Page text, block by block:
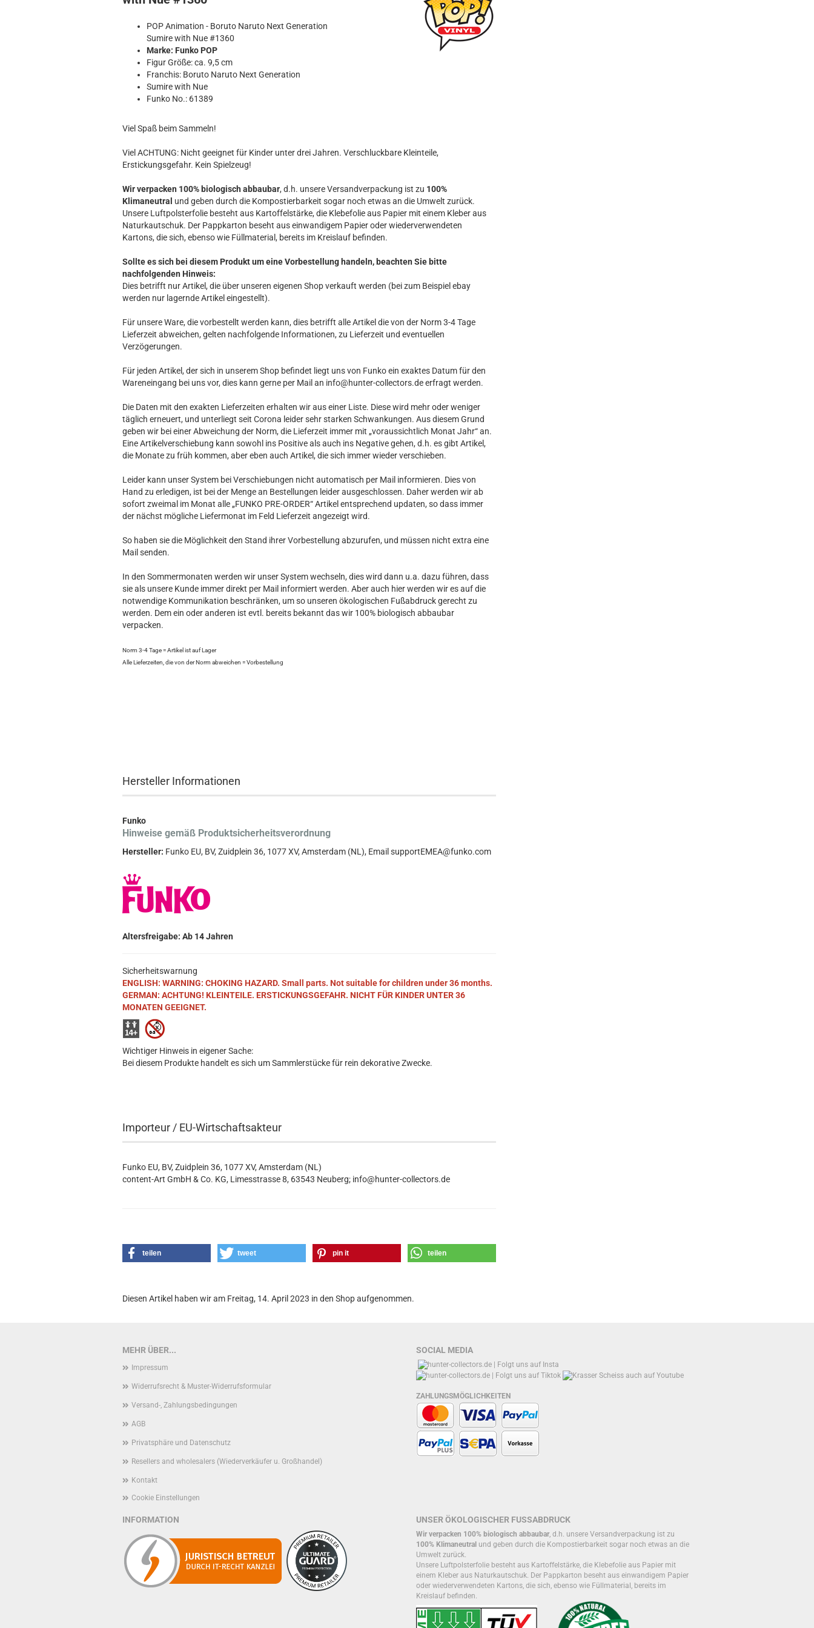
MARVEL
Movie
Music
Sports
STAR WARS
POP Animation - Boruto Naruto Next Generation
Sumire with Nue #1360
Marke: Funko POP
Figur Größe: ca. 9,5 cm
Franchis: Boruto Naruto Next Generation
Sumire with Nue
Funko No.: 61389
Viel Spaß beim Sammeln!
Viel ACHTUNG: Nicht geeignet für Kinder unter drei Jahren. Verschluckbare Kleinteile,
Erstickungsgefahr. Kein Spielzeug!
Wir verpacken 100% biologisch abbaubar, d.h. unsere Versandverpackung ist zu 100%
Klimaneutral und geben durch die Kompostierbarkeit sogar noch etwas an die Umwelt zurück.
Unsere Luftpolsterfolie besteht aus Kartoffelstärke, die Klebefolie aus Papier mit einem Kleber aus
Naturkautschuk. Der Pappkarton beseht aus einwandigem Papier oder wiederverwendeten
Kartons, die sich, ebenso wie Füllmaterial, bereits im Kreislauf befinden.
Sollte es sich bei diesem Produkt um eine Vorbestellung handeln, beachten Sie bitte
nachfolgenden Hinweis:
Dies betrifft nur Artikel, die über unseren eigenen Shop verkauft werden (bei zum Beispiel ebay
werden nur lagernde Artikel eingestellt).
Für unsere Ware, die vorbestellt werden kann, dies betrifft alle Artikel die von der Norm 3-4 Tage
Lieferzeit abweichen, gelten nachfolgende Informationen, zu Lieferzeit und eventuellen
Verzögerungen.
Für jeden Artikel, der sich in unserem Shop befindet liegt uns von Funko ein exaktes Datum für den
Wareneingang bei uns vor, dies kann gerne per Mail an info@hunter-collectors.de erfragt werden.
Die Daten mit den exakten Lieferzeiten erhalten wir aus einer Liste. Diese wird mehr oder weniger
täglich erneuert, und unterliegt seit Corona leider sehr starken Schwankungen. Aus diesem Grund
geben wir bei einer Abweichung der Norm, die Lieferzeit immer mit „voraussichtlich Monat Jahr“ an.
Eine Artikelverschiebung kann sowohl ins Positive als auch ins Negative gehen, d.h. es gibt Artikel,
die Monate zu früh kommen, aber eben auch Artikel, die sich immer wieder verschieben.
Leider kann unser System bei Verschiebungen nicht automatisch per Mail informieren. Dies von
Hand zu erledigen, ist bei der Menge an Bestellungen leider ausgeschlossen. Daher werden wir ab
sofort zweimal im Monat alle „FUNKO PRE-ORDER“ Artikel entsprechend updaten, so dass immer
der nächst mögliche Liefermonat im Feld Lieferzeit angezeigt wird.
So haben sie die Möglichkeit den Stand ihrer Vorbestellung abzurufen, und müssen nicht extra eine
Mail senden.
In den Sommermonaten werden wir unser System wechseln, dies wird dann u.a. dazu führen, dass
sie als unsere Kunde immer direkt per Mail informiert werden. Aber auch hier werden wir es auf die
notwendige Kommunikation beschränken, um so unseren ökologischen Fußabdruck gerecht zu
werden. Dem ein oder anderen ist evtl. bereits bekannt das wir 100% biologisch abbaubar
verpacken.
Norm 3-4 Tage = Artikel ist auf Lager
Alle Lieferzeiten, die von der Norm abweichen = Vorbestellung
Hersteller Informationen
Funko
Hinweise gemäß Produktsicherheitsverordnung
Hersteller: Funko EU, BV, Zuidplein 36, 1077 XV, Amsterdam (NL), Email supportEMEA@funko.com
Altersfreigabe: Ab 14 Jahren
Sicherheitswarnung
ENGLISH: WARNING: CHOKING HAZARD. Small parts. Not suitable for children under 36 months.
GERMAN: ACHTUNG! KLEINTEILE. ERSTICKUNGSGEFAHR. NICHT FÜR KINDER UNTER 36
MONATEN GEEIGNET.
Wichtiger Hinweis in eigener Sache:
Bei diesem Produkte handelt es sich um Sammlerstücke für rein dekorative Zwecke.
Importeur / EU-Wirtschaftsakteur
Funko EU, BV, Zuidplein 36, 1077 XV, Amsterdam (NL)
content-Art GmbH & Co. KG, Limesstrasse 8, 63543 Neuberg; info@hunter-collectors.de
teilen tweet pin it teilen
Diesen Artikel haben wir am Freitag, 14. April 2023 in den Shop aufgenommen.
MEHR ÜBER...
Impressum
Widerrufsrecht & Muster-Widerrufsformular
Versand-, Zahlungsbedingungen
AGB
Privatsphäre und Datenschutz
Resellers and wholesalers (Wiederverkäufer u. Großhandel)
Kontakt
Cookie Einstellungen
SOCIAL MEDIA
ZAHLUNGSMÖGLICHKEITEN
INFORMATION UNSER ÖKOLOGISCHER FUSSABDRUCK
Wir verpacken 100% biologisch abbaubar, d.h. unsere Versandverpackung ist zu
100% Klimaneutral und geben durch die Kompostierbarkeit sogar noch etwas an die
Umwelt zurück.
Unsere Luftpolsterfolie besteht aus Kartoffelstärke, die Klebefolie aus Papier mit
einem Kleber aus Naturkautschuk. Der Pappkarton beseht aus einwandigem Papier
oder wiederverwendeten Kartons, die sich, ebenso wie Füllmaterial, bereits im
Kreislauf befinden.